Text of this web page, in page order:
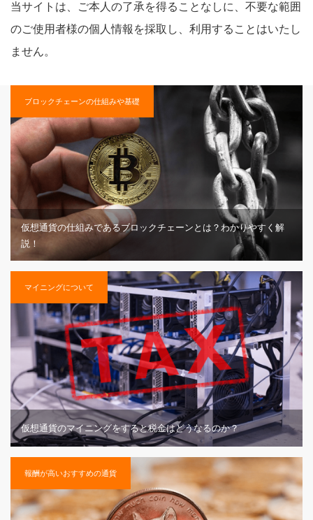
当サイトは、ご本人の了承を得ることなしに、不要な範囲
のご使用者様の個人情報を採取し、利用することはいたし
ません。
ブロックチェーンの仕組みや基礎
仮想通貨の仕組みであるブロックチェーンとは？わかりやすく解
説！
マイニングについて
仮想通貨のマイニングをすると税金はどうなるのか？
報酬が高いおすすめの通貨